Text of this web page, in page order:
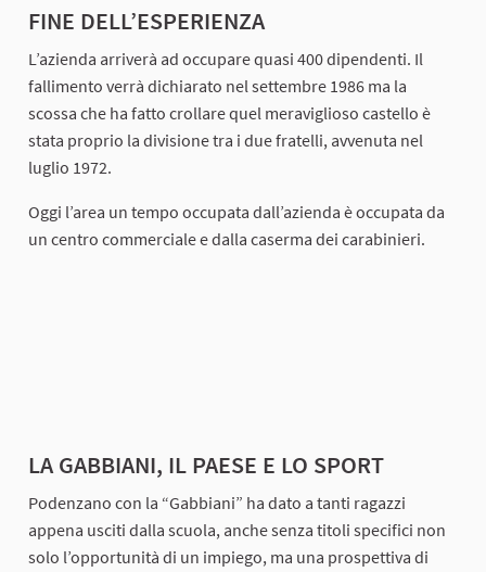
FINE DELL’ESPERIENZA
L’azienda arriverà ad occupare quasi 400 dipendenti. Il
fallimento verrà dichiarato nel settembre 1986 ma la
scossa che ha fatto crollare quel meraviglioso castello è
stata proprio la divisione tra i due fratelli, avvenuta nel
luglio 1972.
Oggi l’area un tempo occupata dall’azienda è occupata da
un centro commerciale e dalla caserma dei carabinieri.
LA GABBIANI, IL PAESE E LO SPORT
Podenzano con la “Gabbiani” ha dato a tanti ragazzi
appena usciti dalla scuola, anche senza titoli specifici non
solo l’opportunità di un impiego, ma una prospettiva di